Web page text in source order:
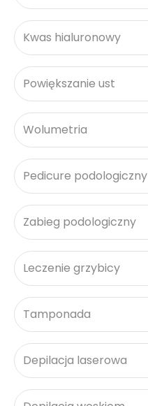
Kwas hialuronowy
Powiększanie ust
Wolumetria
Pedicure podologiczny
Zabieg podologiczny
Leczenie grzybicy
Tamponada
Depilacja laserowa